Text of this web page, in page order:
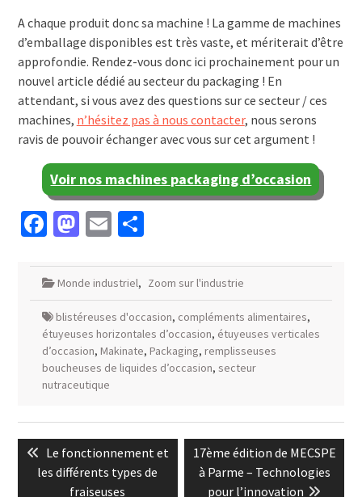
A chaque produit donc sa machine ! La gamme de machines
d’emballage disponibles est très vaste, et mériterait d’être
approfondie. Rendez-vous donc ici prochainement pour un
nouvel article dédié au secteur du packaging ! En
attendant, si vous avez des questions sur ce secteur / ces
machines, n’hésitez pas à nous contacter, nous serons
ravis de pouvoir échanger avec vous sur cet argument !
Voir nos machines packaging d’occasion
Facebook
Mastodon
EmailPartager
Monde industriel, Zoom sur l'industrie
blistéreuses d'occasion, compléments alimentaires,
étuyeuses horizontales d’occasion, étuyeuses verticales
d’occasion, Makinate, Packaging, remplisseuses
boucheuses de liquides d’occasion, secteur
nutraceutique
de
l’article
Previous
post:
Le fonctionnement et
les différents types de
fraiseuses
Next
post:
17ème édition de MECSPE
à Parme – Technologies
pour l’innovation